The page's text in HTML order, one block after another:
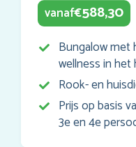
vanaf€588,30
Bungalow met
wellness in het
Rook- en
Prijs op basis
3e en 4e